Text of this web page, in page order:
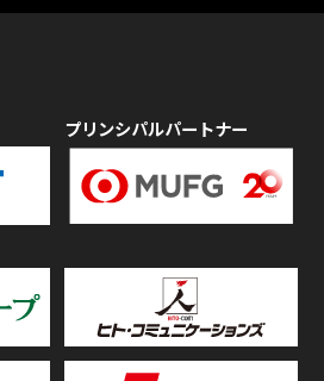
プリンシパルパートナー